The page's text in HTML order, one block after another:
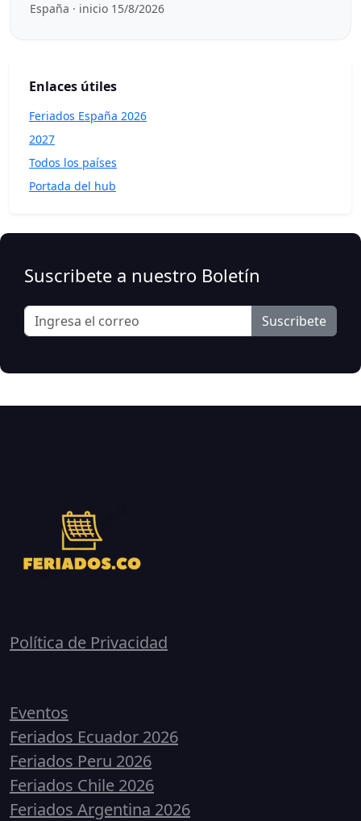
España · inicio 15/8/2026
Enlaces útiles
Feriados España 2026
2027
Todos los países
Portada del hub
Suscribete a nuestro Boletín
Suscribete
Política de Privacidad
Eventos
Feriados Ecuador 2026
Feriados Peru 2026
Feriados Chile 2026
Feriados Argentina 2026